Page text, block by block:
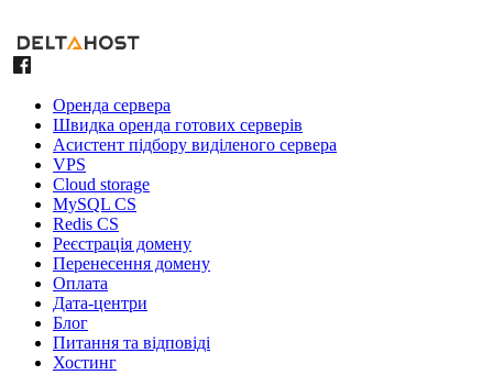
Оренда сервера
Швидка оренда готових серверів
Асистент підбору виділеного сервера
VPS
Cloud storage
MySQL CS
Redis CS
Реєстрація домену
Перенесення домену
Оплата
Дата-центри
Блог
Питання та відповіді
Хостинг